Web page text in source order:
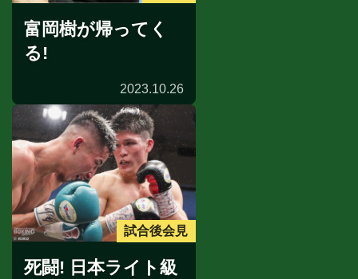
富岡樹が帰ってく
る!
2023.10.26
試合後会見
死闘! 日本ライト級